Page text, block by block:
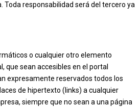
responsabilidad será del tercero ya
o cualquier otro elemento
que sean accesibles en el portal
expresamente reservados todos los
de hipertexto (links) a cualquier
siempre que no sean a una página